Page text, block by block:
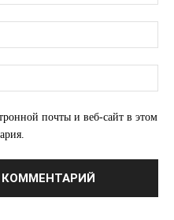
почты и веб-сайт в этом